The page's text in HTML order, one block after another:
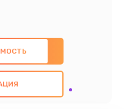
знаниями и
ремонт с
компонентов, а
всех
- предоставить